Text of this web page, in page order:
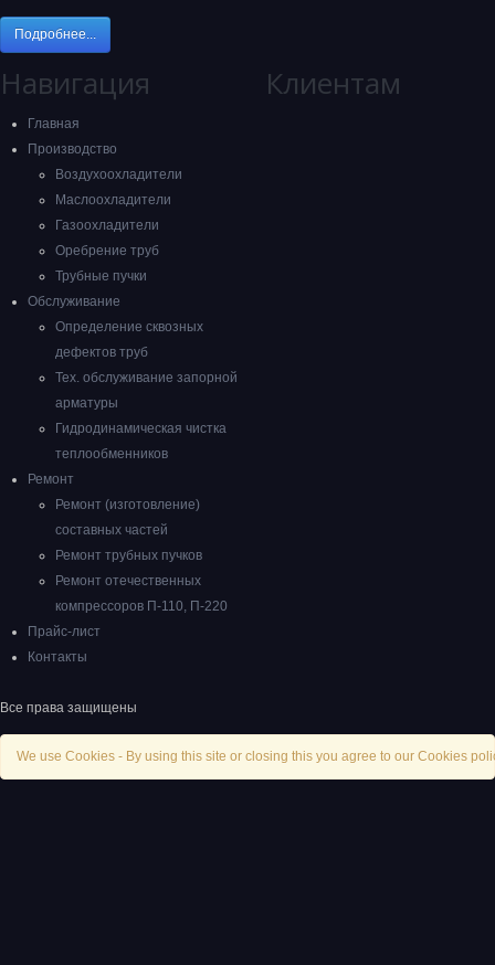
Подробнее...
Навигация
Главная
Производство
Воздухоохладители
Маслоохладители
Газоохладители
Оребрение труб
Трубные пучки
Обслуживание
Определение сквозных
дефектов труб
Тех. обслуживание запорной
арматуры
Гидродинамическая чистка
теплообменников
Ремонт
Ремонт (изготовление)
составных частей
Ремонт трубных пучков
Ремонт отечественных
компрессоров П-110, П-220
Прайс-лист
Контакты
Клиентам
Все права защищены
We use Cookies - By using this site or closing this you agree to our Cookies